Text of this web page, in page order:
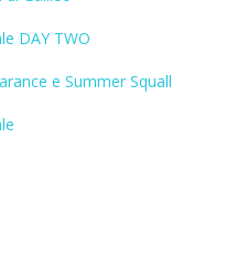
DAY TWO
e Summer Squall